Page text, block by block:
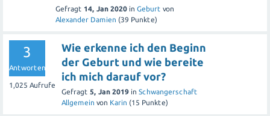
Gefragt 14, Jan 2020 in Geburt von
Alexander Damien (39 Punkte)
3
Antworten
1,025 Aufrufe
Wie erkenne ich den Beginn
der Geburt und wie bereite
ich mich darauf vor?
Gefragt 5, Jan 2019 in Schwangerschaft
Allgemein von Karin (15 Punkte)